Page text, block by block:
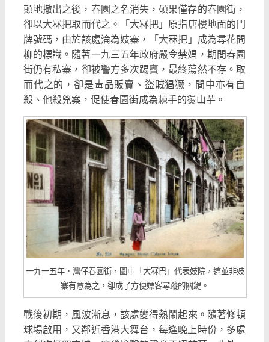
顛地撤出之後，春園之名消失，碩果僅存的春園街，
卻以大冧把取而代之。「大冧把」原指唐樓地面的門
牌號碼， 由於該處淪為妓寨，「大冧把」成為尋花問
柳的標識。 隨著一九三五年政府嚴令禁娼，期間春園
街仍有私寨， 卻被警方多次踢竇，最終蕩然不存。取
而代之的，卻是毒品販賣、 盜賊猖獗，間中亦有自
殺、他殺兇案， 促使春園街成為棘手的燙山芋。
一九一五年．灣仔春園街，圖中「大冧巴」代表妓院，這並非妓
寨有意為之，卻成了方便嫖客尋蹤的關鍵。
戰後初期，風波漸息，該處變得熱鬧起來。隨著修頓
球場啟用， 又鄰近香港大舞台，每逢晚上時份，多處